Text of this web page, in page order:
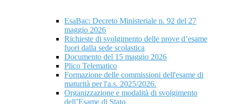
EsaBac: Decreto Ministeriale n. 92 del 27
maggio 2026
Richieste di svolgimento delle prove d’esame
fuori dalla sede scolastica
Documento del 15 maggio 2026
Plico Telematico
Formazione delle commissioni dell'esame di
maturità per l'a.s. 2025/2026.
Organizzazione e modalità di svolgimento
dell’Esame di Stato